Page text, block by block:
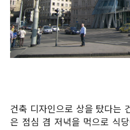
건축 디자인으로 상을 탔다는
은 점심 겸 저녁을 먹으로 식